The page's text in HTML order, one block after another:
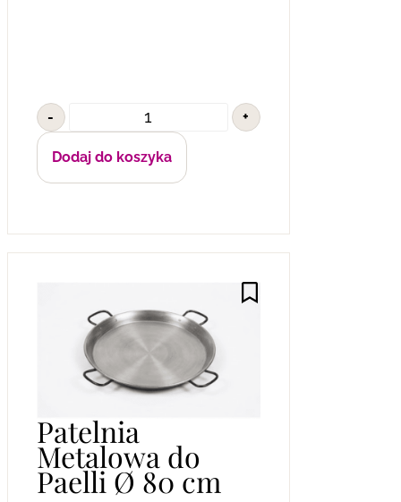
- +
Dodaj do koszyka
Patelnia
Metalowa do
Paelli Ø 80 cm